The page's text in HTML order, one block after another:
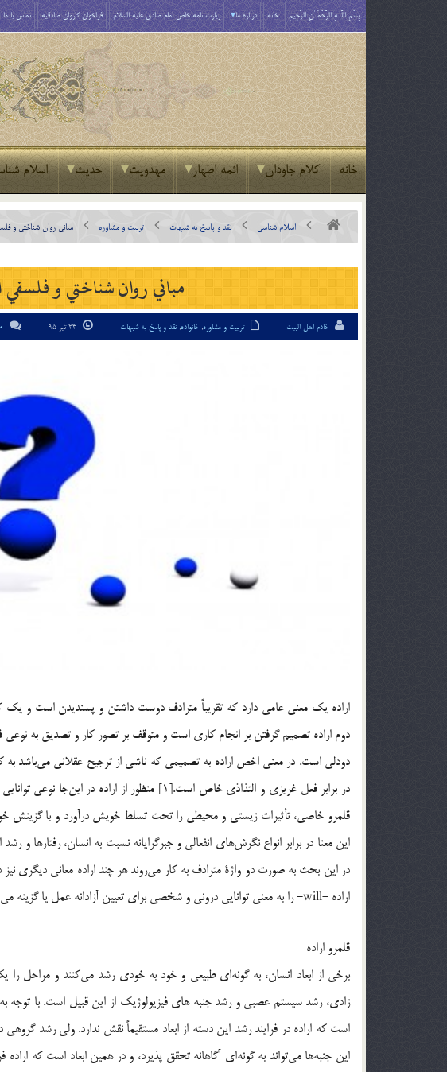
بِسْمِ اللَّـهِ الرَّحْمَـٰنِ الرَّحِيمِ خانه درباره ما زیارت نامه خاص امام صادق علیه السلام فراخوان کاروان صادقیه تماس با ما
خانه کلام جاودان ائمه اطهار مهدویت حدیث اسلام
اسلام شناسی نقد و پاسخ به شبهات تربیت و مشاوره مباني روان شناختي و
مباني روان شناختي و
خادم اهل البیت تربیت و مشاوره, خانواده, نقد و پاسخ به شبهات 0 دیدگاه
اراده يك معني عامي دارد كه تقريباً مترادف دوست داشتن و پسنديدن است و يك
دوم اراده تصميم گرفتن بر انجام كاري است و متوقف بر تصور كار و تصديق به
دودلي است. در معني اخص اراده به تصميمي كه ناشي از ترجيح عقلاني مي‌باشد به
در برابر فعل غريزي و التذاذي خاص است.[1] منظور
قلمرو خاصي، تأثيرات زيستي و محيطي را تحت تسلط خويش درآورد و با گزينش
اين معنا در برابر انواع نگرش‌هاي انفعالي و جبرگرايانه نسبت به انسان، رفتارها و
در اين بحث به صورت دو واژة مترادف به كار مي‌روند هر چند اراده معاني ديگري
اراده -will- را به معني توانايي دروني و شخصي براي تعيين آزادانه عمل يا گزينه مي‌داند.
قلمرو اراده
برخي از ابعاد انسان، به گونه‌اي طبيعي و خود به خودي رشد مي‌كنند و مراحل
زادي، رشد سيستم عصبي و رشد جنبه هاي فيزيولوژيك از اين قبيل است. با توجه به
است كه اراده در فرايند رشد اين دسته از ابعاد مستقيماً نقش ندارد. ولي رشد